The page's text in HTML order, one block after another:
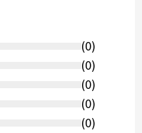
(0)
(0)
(0)
(0)
(0)